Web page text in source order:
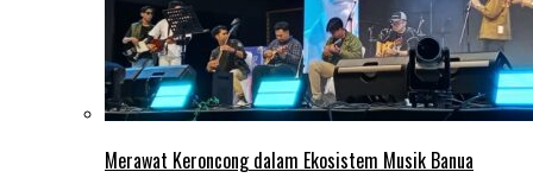
Merawat Keroncong dalam Ekosistem Musik Banua